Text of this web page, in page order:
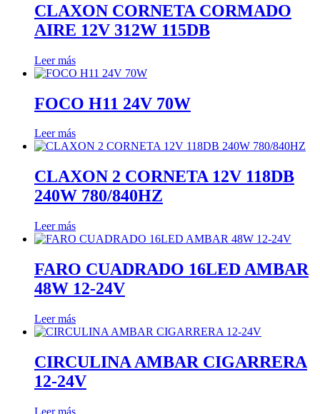
CLAXON CORNETA CORMADO
AIRE 12V 312W 115DB
Leer más
FOCO H11 24V 70W
Leer más
CLAXON 2 CORNETA 12V 118DB
240W 780/840HZ
Leer más
FARO CUADRADO 16LED AMBAR
48W 12-24V
Leer más
CIRCULINA AMBAR CIGARRERA
12-24V
Leer más